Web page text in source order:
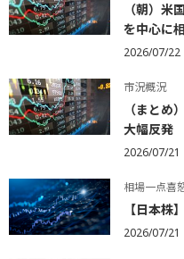
（朝）
を中心に
2026/07/22
市況概況
（まとめ
大幅反発
2026/07/21
相場一点喜
【日本株
2026/07/21